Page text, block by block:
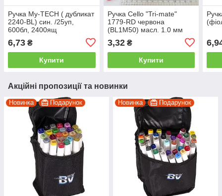
Ручка My-TECH ( дубликат
2240-BL) син. /25уп,
600бл, 2400ящ
6,73 ₴
Купити
Ручка Cello "Tri-mate"
1779-RD червона
(BL1M50) масл. 1.0 мм
3,32₴
Купити
Акційні пропозиції та новинки
Новинка Подарунок Новинка Подарунок